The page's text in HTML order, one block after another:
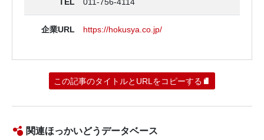
企業URL https://hokusya.co.jp/
この記事のタイトルとURLをコピーする
関連ほっかいどうデータベース